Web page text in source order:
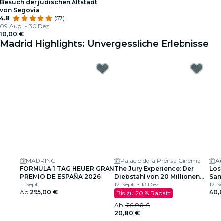
Besuch der jüdischen Altstadt
von Segovia
4.8
(57)
09 Aug. - 30 Dez.
10,00 €
Madrid Highlights: Unvergessliche Erlebnisse
MADRING
FORMULA 1 TAG HEUER GRAN
PREMIO DE ESPAÑA 2026
11 Sept.
Ab 295,00 €
Palacio de la Prensa Cinema
The Jury Experience: Der
Diebstahl von 20 Millionen
US-Dollar
12 Sept. - 13 Dez.
Bis zu 20 % Rabatt
Ab 26,00 €
20,80 €
12